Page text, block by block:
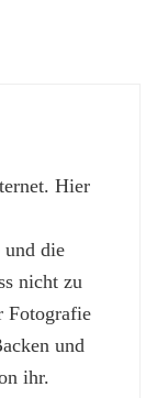
Hier
und die
nicht zu
Fotografie
und
ihr.